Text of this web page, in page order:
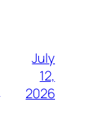
July
12,
2026